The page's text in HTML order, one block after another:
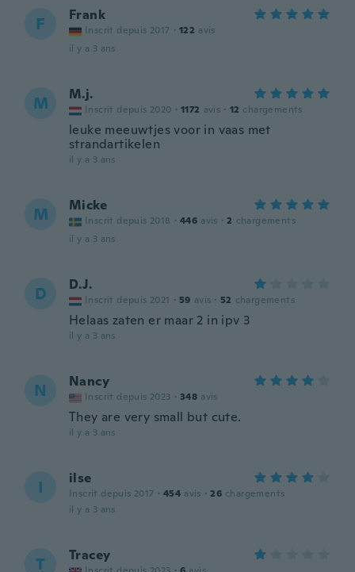
F Frank
Inscrit depuis 2017 · 122 avis
il y a 3 ans
M M.j.
Inscrit depuis 2020 · 1172 avis · 12 chargements
leuke meeuwtjes voor in vaas met
strandartikelen
il y a 3 ans
M Micke
Inscrit depuis 2018 · 446 avis · 2 chargements
il y a 3 ans
D D.J.
Inscrit depuis 2021 · 59 avis · 52 chargements
Helaas zaten er maar 2 in ipv 3
il y a 3 ans
N Nancy
Inscrit depuis 2023 · 348 avis
They are very small but cute.
il y a 3 ans
I ilse
Inscrit depuis 2017 · 454 avis · 26 chargements
il y a 3 ans
T Tracey